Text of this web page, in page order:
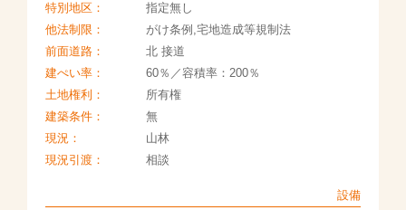
特別地区：
指定無し
他法制限：
がけ条例,宅地造成等規制法
前面道路：
北 接道
建ぺい率：
60％／容積率：200％
土地権利：
所有権
建築条件：
無
現況：
山林
現況引渡：
相談
設備